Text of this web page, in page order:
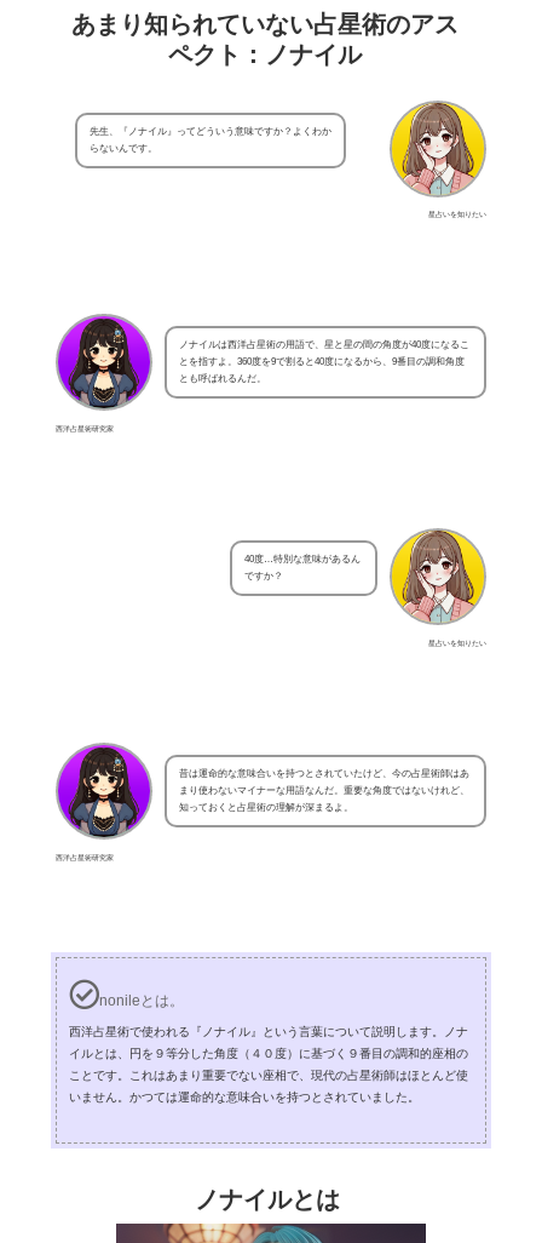
あまり知られていない占星術のアス
ペクト：ノナイル
星占いを知りたい
先生、『ノナイル』ってどういう意味ですか？よくわか
らないんです。
西洋占星術研究家
ノナイルは西洋占星術の用語で、星と星の間の角度が40度になるこ
とを指すよ。360度を9で割ると40度になるから、9番目の調和角度
とも呼ばれるんだ。
星占いを知りたい
40度…特別な意味があるん
ですか？
西洋占星術研究家
昔は運命的な意味合いを持つとされていたけど、今の占星術師はあ
まり使わないマイナーな用語なんだ。重要な角度ではないけれど、
知っておくと占星術の理解が深まるよ。
nonileとは。
西洋占星術で使われる『ノナイル』という言葉について説明します。ノナ
イルとは、円を９等分した角度（４０度）に基づく９番目の調和的座相の
ことです。これはあまり重要でない座相で、現代の占星術師はほとんど使
いません。かつては運命的な意味合いを持つとされていました。
ノナイルとは